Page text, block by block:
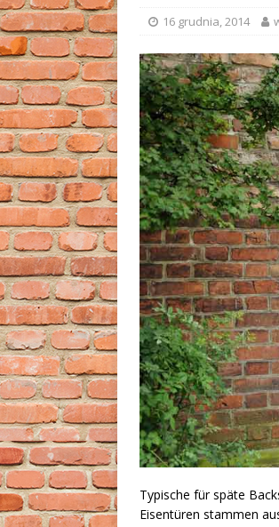
16 grudnia, 2014
Typische für späte
Eisentüren stammen